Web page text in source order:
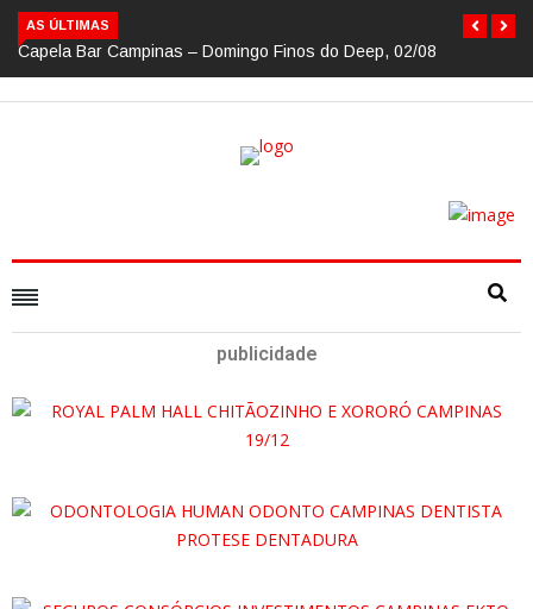
AS ÚLTIMAS
Capela Bar Campinas – Domingo Finos do Deep, 02/08
publicidade